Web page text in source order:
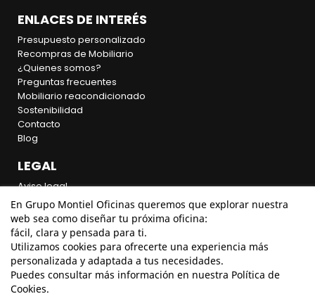
En Grupo Montiel Oficinas queremos que explorar nuestra
web sea como diseñar tu próxima oficina:
fácil, clara y pensada para ti.
Utilizamos cookies para ofrecerte una experiencia más
personalizada y adaptada a tus necesidades.
Puedes consultar más información en nuestra Política de
Cookies.
ENLACES DE INTERÉS
Presupuesto personalizado
Recompras de Mobiliario
¿Quienes somos?
Preguntas frecuentes
Mobiliario reacondicionado
Sostenibilidad
Contacto
Blog
LEGAL
Aviso legal
Política de privacidad
Política de cookies
Política de calidad
Política comercial
Carta de denuncias
Garantía y devoluciones
Envío y transporte